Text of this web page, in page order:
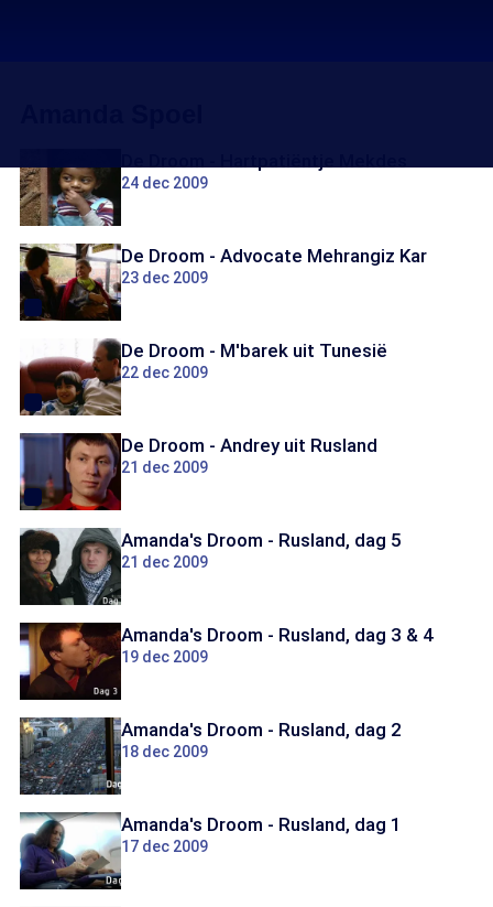
24 dec 2009
De Droom - Advocate Mehrangiz Kar
23 dec 2009
De Droom - M'barek uit Tunesië
22 dec 2009
De Droom - Andrey uit Rusland
21 dec 2009
Amanda's Droom - Rusland, dag 5
21 dec 2009
Amanda's Droom - Rusland, dag 3 & 4
19 dec 2009
Amanda's Droom - Rusland, dag 2
18 dec 2009
Amanda's Droom - Rusland, dag 1
17 dec 2009